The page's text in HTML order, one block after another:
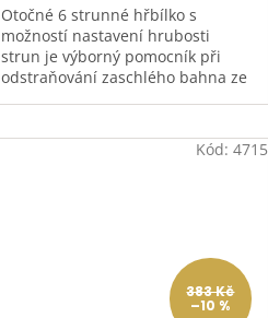
Otočné 6 strunné hřbílko s
možností nastavení hrubosti
strun je výborný pomocník při
odstraňování zaschlého bahna ze
383 Kč
–10 %
Kód: 4715